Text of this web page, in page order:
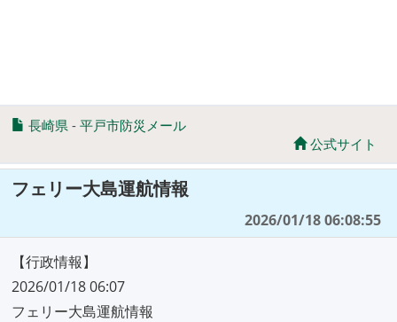
長崎県 - 平戸市防災メール
公式サイト
フェリー大島運航情報
2026/01/18 06:08:55
【行政情報】
2026/01/18 06:07
フェリー大島運航情報